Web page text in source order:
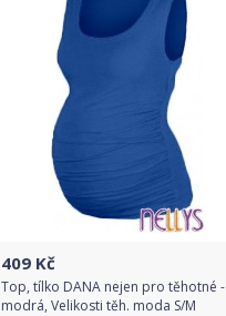
Detail produktu
409 Kč
Top, tílko DANA nejen pro těhotné -
modrá, Velikosti těh. moda S/M